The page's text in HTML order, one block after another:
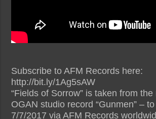
Subscribe to AFM Records here:
http://bit.ly/1Ag5sAW
“Fields of Sorrow” is taken from
OGAN studio record “Gunmen” –
7/7/2017 via AFM Records